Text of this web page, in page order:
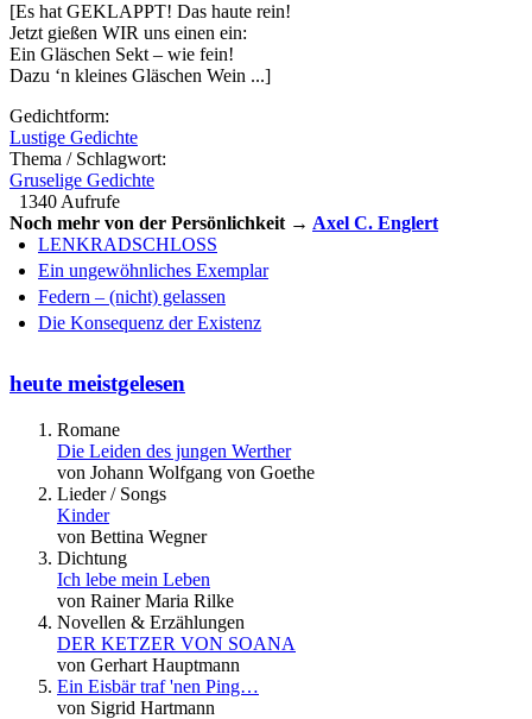
[Es hat GEKLAPPT! Das haute rein!
Jetzt gießen WIR uns einen ein:
Ein Gläschen Sekt – wie fein!
Dazu ‘n kleines Gläschen Wein ...]
Gedichtform:
Lustige Gedichte
Thema / Schlagwort:
Gruselige Gedichte
1340 Aufrufe
Noch mehr von der Persönlichkeit → Axel C. Englert
LENKRADSCHLOSS
Ein ungewöhnliches Exemplar
Federn – (nicht) gelassen
Die Konsequenz der Existenz
heute meistgelesen
Romane
Die Leiden des jungen Werther
von Johann Wolfgang von Goethe
Lieder / Songs
Kinder
von Bettina Wegner
Dichtung
Ich lebe mein Leben
von Rainer Maria Rilke
Novellen & Erzählungen
DER KETZER VON SOANA
von Gerhart Hauptmann
Ein Eisbär traf 'nen Ping…
von Sigrid Hartmann